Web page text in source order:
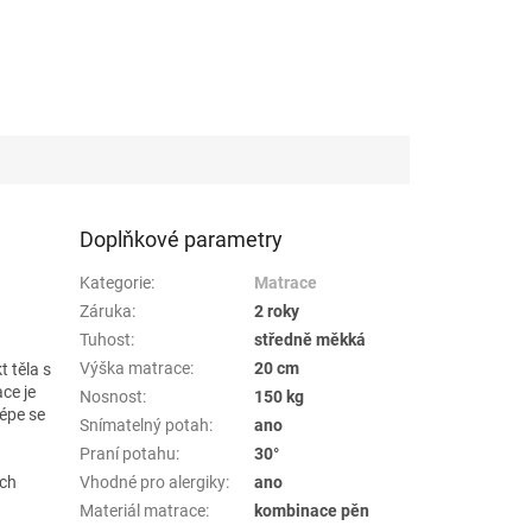
těla s
je
se
Doplňkové parametry
Kategorie:
Matrace
Záruka:
2 roky
Tuhost:
středně měkká
Výška matrace:
20 cm
Nosnost:
150 kg
Snímatelný potah:
ano
Praní potahu:
30°
Vhodné pro alergiky:
ano
Materiál matrace:
kombinace pěn